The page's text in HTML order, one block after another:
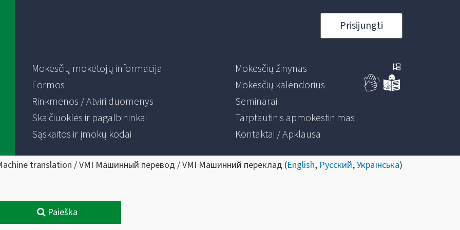
Prisijungti
Mokesčių mokėtojų informacija
Formos
Rinkmenos / Atviri duomenys
Skaičiuoklės ir pagalbininkai
Sąskaitos ir įmokų kodai
Mokesčių žinynas
Mokesčių kalendorius
Seminarai
Tarptautinis apmokestinimas
Kontaktai / Apklausa
translation / VMI Машинный перевод / VMI Машинний переклад (English, Русский,Українська)
Paieška